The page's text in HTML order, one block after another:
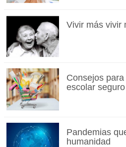
Vivir más vivir
Consejos
escolar seguro
Pandemias
humanidad